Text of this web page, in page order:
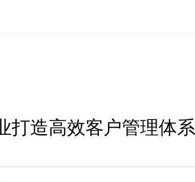
打造高效客户管理体系